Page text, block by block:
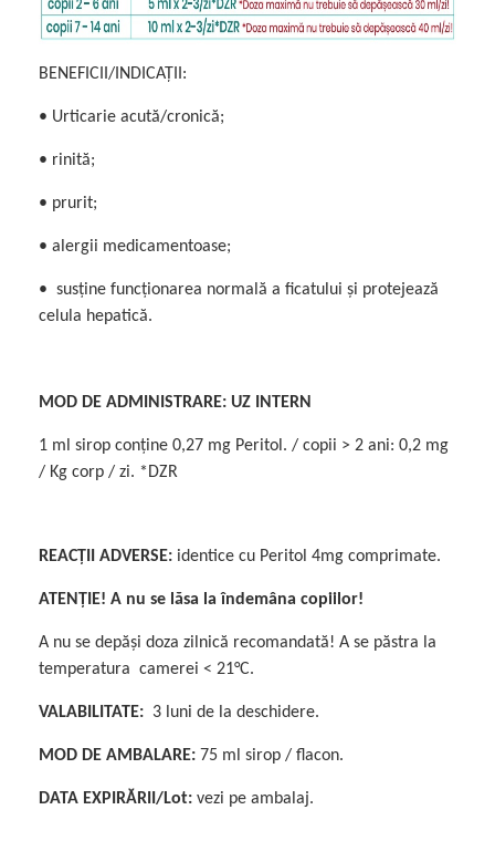
BENEFICII/INDICAȚII:
• Urticarie acută/cronică;
• rinită;
• prurit;
• alergii medicamentoase;
• susține funcționarea normală a ficatului și protejează
celula hepatică.
MOD DE ADMINISTRARE: UZ INTERN
1 ml sirop conține 0,27 mg Peritol. / copii > 2 ani: 0,2 mg
/ Kg corp / zi. *DZR
REACȚII ADVERSE: identice cu Peritol 4mg comprimate.
ATENȚIE! A nu se lăsa la îndemâna copiilor!
A nu se depăși doza zilnică recomandată! A se păstra la
temperatura camerei < 21°C.
VALABILITATE: 3 luni de la deschidere.
MOD DE AMBALARE: 75 ml sirop / flacon.
DATA EXPIRĂRII/Lot: vezi pe ambalaj.